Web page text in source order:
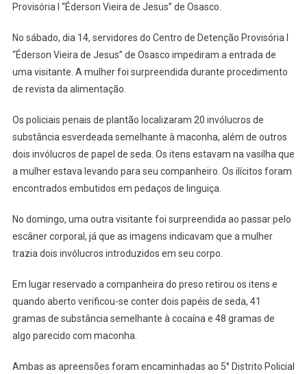
Com
Drogas
Osasco
Provisória I “Éderson Vieira de Jesus” de Osasco.
No sábado, dia 14, servidores do Centro de Detenção Provisória I
“Éderson Vieira de Jesus” de Osasco impediram a entrada de
uma visitante. A mulher foi surpreendida durante procedimento
de revista da alimentação.
Os policiais penais de plantão localizaram 20 invólucros de
substância esverdeada semelhante à maconha, além de outros
dois invólucros de papel de seda. Os itens estavam na vasilha que
a mulher estava levando para seu companheiro. Os ilícitos foram
encontrados embutidos em pedaços de linguiça.
No domingo, uma outra visitante foi surpreendida ao passar pelo
escâner corporal, já que as imagens indicavam que a mulher
trazia dois invólucros introduzidos em seu corpo.
Em lugar reservado a companheira do preso retirou os itens e
quando aberto verificou-se conter dois papéis de seda, 41
gramas de substância semelhante à cocaína e 48 gramas de
algo parecido com maconha.
Ambas as apreensões foram encaminhadas ao 5° Distrito Policial